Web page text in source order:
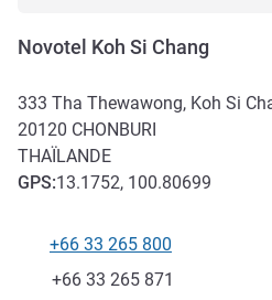
Novotel Koh Si Chang
333 Tha Thewawong, Koh Si
20120 CHONBURI
THAÏLANDE
GPS:13.1752, 100.80699
Téléphone
+66 33 265 800
Fax
+66 33 265 871